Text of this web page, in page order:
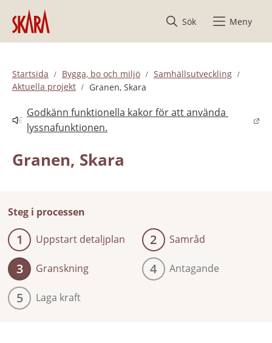
Hoppa till innehåll
Sök
Meny
Startsida Bygga, bo och miljö
Samhällsutveckling
Aktuella projekt
Granen, Skara
Godkänn funktionella kakor för att använda
lyssnafunktionen.
Länk till annan webbplats.
Granen, Skara
Steg i processen
1 Uppstart detaljplan 2 Samråd
3 Granskning 4 Antagande
5 Laga kraft